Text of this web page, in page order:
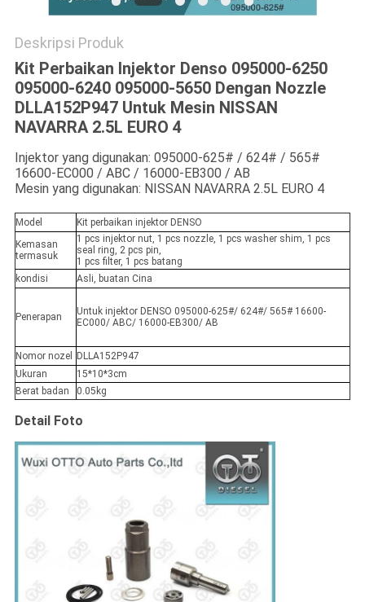
Deskripsi Produk
Kit Perbaikan Injektor Denso 095000-6250
095000-6240 095000-5650 Dengan Nozzle
DLLA152P947 Untuk Mesin NISSAN
NAVARRA 2.5L EURO 4
Injektor yang digunakan: 095000-625# / 624# / 565#
16600-EC000 / ABC / 16000-EB300 / AB
Mesin yang digunakan: NISSAN NAVARRA 2.5L EURO 4
Model
Kit perbaikan injektor DENSO
Kemasan
termasuk
1 pcs injektor nut, 1 pcs nozzle, 1 pcs washer shim, 1 pcs
seal ring, 2 pcs pin,
1 pcs filter, 1 pcs batang
kondisi
Asli, buatan Cina
Penerapan
Untuk injektor DENSO 095000-625#/ 624#/ 565# 16600-
EC000/ ABC/ 16000-EB300/ AB
Nomor nozel
DLLA152P947
Ukuran
15*10*3cm
Berat badan
0.05kg
Detail Foto